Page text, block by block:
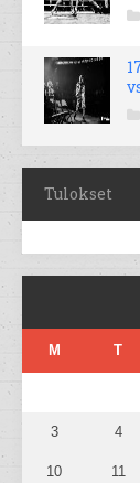
Tulokset
M T
3 4
10 11